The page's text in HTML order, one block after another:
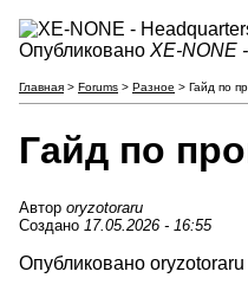
Опубликовано XE-NONE
Главная > Forums > Разное > Гайд по
Гайд по
Автор oryzotoraru
Создано 17.05.2026 - 16:55
Опубликовано